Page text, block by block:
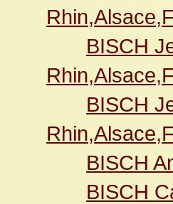
BISCH
BISCH
BISCH
BISCH